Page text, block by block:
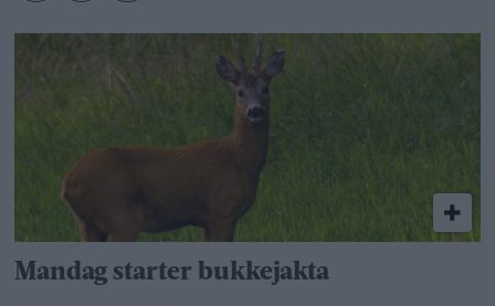
Mandag starter bukkejakta